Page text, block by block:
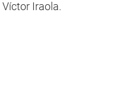
Iraola.